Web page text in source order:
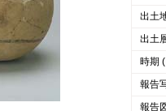
出土
出土
時期
報告
報告